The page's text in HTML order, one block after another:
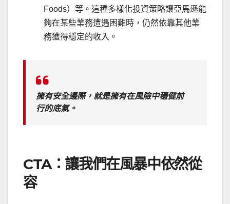
Foods）等。這種多樣化投資策略讓亞馬遜能
夠在某些業務遭遇困難時，仍然依靠其他業
務獲得穩定的收入。
擁有安全邊際，就是擁有在風險中穩健前
行的底氣。
CTA：讓我們在風暴中依然從
容